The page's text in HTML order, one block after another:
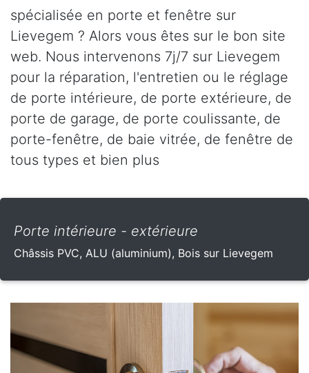
spécialisée en porte et fenêtre sur
Lievegem ? Alors vous êtes sur le bon site
web. Nous intervenons 7j/7 sur Lievegem
pour la réparation, l'entretien ou le réglage
de porte intérieure, de porte extérieure, de
porte de garage, de porte coulissante, de
porte-fenêtre, de baie vitrée, de fenêtre de
tous types et bien plus
Porte intérieure - extérieure
Châssis PVC, ALU (aluminium), Bois sur Lievegem